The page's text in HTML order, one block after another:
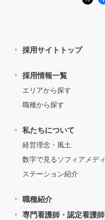
採用サイトトップ
採用情報一覧
エリアから探す
職種から探す
私たちについて
経営理念・風土
数字で見るソフィアメディ
ステーション紹介
職種紹介
専門看護師・認定看護師